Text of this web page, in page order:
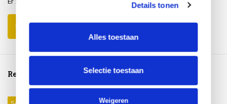
Details tonen
Alles toestaan
Selectie toestaan
Weigeren
Schrijf je eigen review
Reeds bekeken